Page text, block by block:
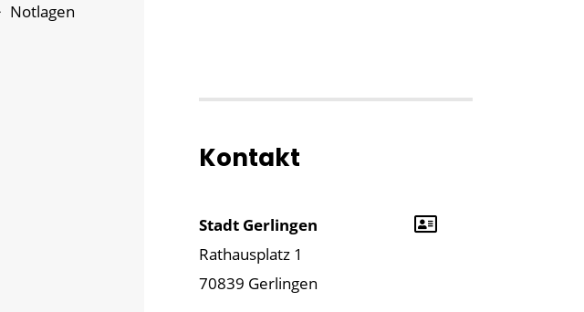
Notlagen
Kontakt
Stadt Gerlingen
Rathausplatz 1
70839 Gerlingen